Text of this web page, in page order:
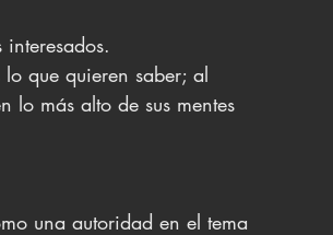
que quieren saber; al
lo más alto de sus mentes
una autoridad en el tema